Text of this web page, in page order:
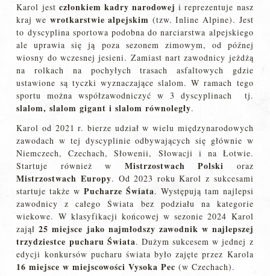
Karol jest członkiem kadry narodowej i reprezentuje nasz
kraj we wrotkarstwie alpejskim (tzw. Inline Alpine). Jest
to dyscyplina sportowa podobna do narciarstwa alpejskiego
ale uprawia się ją poza sezonem zimowym, od późnej
wiosny do wczesnej jesieni. Zamiast nart zawodnicy jeżdżą
na rolkach na pochyłych trasach asfaltowych gdzie
ustawione są tyczki wyznaczające slalom. W ramach tego
sportu można współzawodniczyć w 3 dyscyplinach tj.
slalom, slalom gigant i slalom równoległy.
Karol od 2021 r. bierze udział w wielu międzynarodowych
zawodach w tej dyscyplinie odbywających się głównie w
Niemczech, Czechach, Słowenii, Słowacji i na Łotwie.
Startuje również w Mistrzostwach Polski oraz
Mistrzostwach Europy. Od 2023 roku Karol z sukcesami
startuje także wPucharze Świata. Występują tam najlepsi
zawodnicy z całego Świata bez podziału na kategorie
wiekowe. W klasyfikacji końcowej w sezonie 2024 Karol
zajął25 miejsce jako najmłodszy zawodnik w najlepszej
trzydziestce pucharu Świata. Dużym sukcesem w jednej z
edycji konkursów pucharu świata było zajęte przez Karola
16 miejsce w miejscowości Vysoka Pec (w Czechach).